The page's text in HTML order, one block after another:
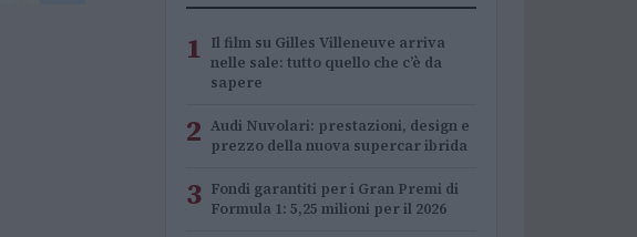
1 Il film su Gilles Villeneuve arriva
nelle sale: tutto quello che c’è da
sapere
2 Audi Nuvolari: prestazioni, design e
prezzo della nuova supercar ibrida
3 Fondi garantiti per i Gran Premi di
Formula 1: 5,25 milioni per il 2026